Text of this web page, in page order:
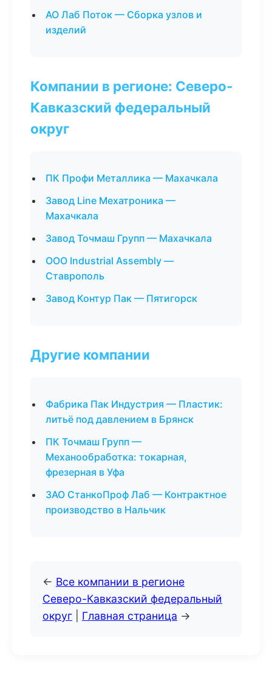
АО Лаб Поток — Сборка узлов и
изделий
Компании в регионе: Северо-
Кавказский федеральный
округ
ПК Профи Металлика — Махачкала
Завод Line Мехатроника —
Махачкала
Завод Точмаш Групп — Махачкала
ООО Industrial Assembly —
Ставрополь
Завод Контур Пак — Пятигорск
Другие компании
Фабрика Пак Индустрия — Пластик:
литьё под давлением в Брянск
ПК Точмаш Групп —
Механообработка: токарная,
фрезерная в Уфа
ЗАО СтанкоПроф Лаб — Контрактное
производство в Нальчик
← Все компании в регионе
Северо-Кавказский федеральный
округ
Главная страница →